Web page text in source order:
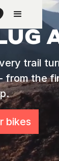
trail
from the
bikes